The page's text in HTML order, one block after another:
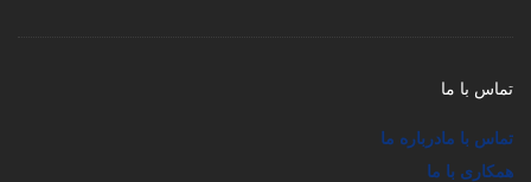
تماس با ما
تماس با مادرباره ما
همکاری با ما